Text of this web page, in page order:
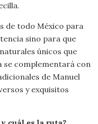
de todo México para
sino para que
únicos que
se complementará con
de Manuel
y exquisitos